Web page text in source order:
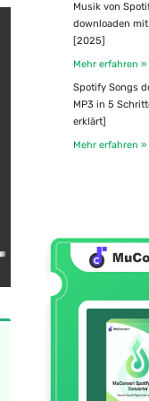
Musik von
downloaden
[2025]
Mehr erfahren »
Spotify Songs
MP3 in 5
erklärt]
Mehr erfahren »